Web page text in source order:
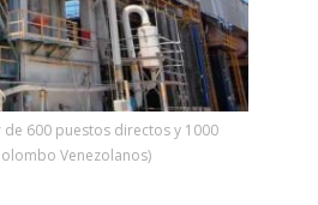
600 puestos directos y 1000
Venezolanos)